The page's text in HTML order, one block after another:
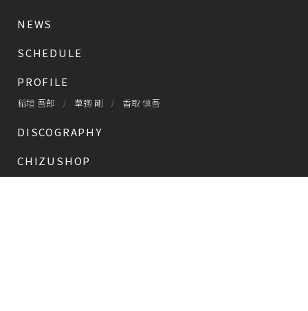
NEWS
SCHEDULE
PROFILE
稲垣 吾郎 草彅 剛 香取 慎吾
DISCOGRAPHY
CHIZUSHOP